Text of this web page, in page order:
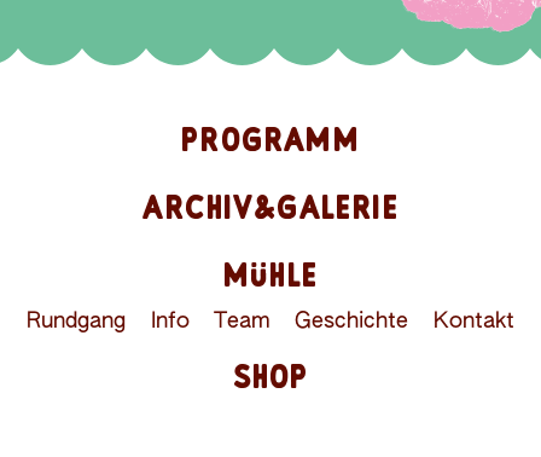
PROGRAMM
ARCHIV&GALERIE
MÜHLE
Rundgang Info Team Geschichte Kontakt
SHOP